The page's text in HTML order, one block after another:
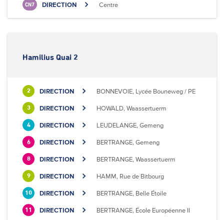
CN7 DIRECTION Centre
Hamilius Quai 2
2 DIRECTION BONNEVOIE, Lycée Bouneweg / PE
3 DIRECTION HOWALD, Waassertuerm
4 DIRECTION LEUDELANGE, Gemeng
6 DIRECTION BERTRANGE, Gemeng
8 DIRECTION BERTRANGE, Waassertuerm
9 DIRECTION HAMM, Rue de Bitbourg
10 DIRECTION BERTRANGE, Belle Étoile
11 DIRECTION BERTRANGE, École Européenne II